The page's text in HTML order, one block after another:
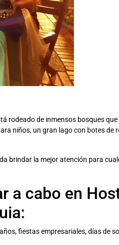
rodeado de inmensos bosques que
niños, un gran lago con botes de
brindar la mejor atención para
a cabo en
fiestas empresariales, días de